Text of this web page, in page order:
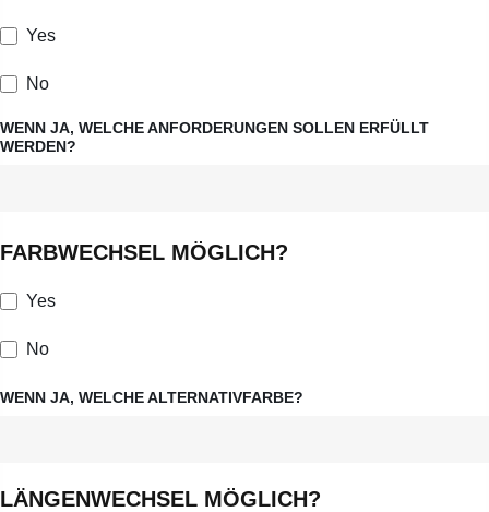
Yes
No
WENN JA, WELCHE ANFORDERUNGEN SOLLEN ERFÜLLT
WERDEN?
FARBWECHSEL MÖGLICH?
Yes
No
WENN JA, WELCHE ALTERNATIVFARBE?
LÄNGENWECHSEL MÖGLICH?